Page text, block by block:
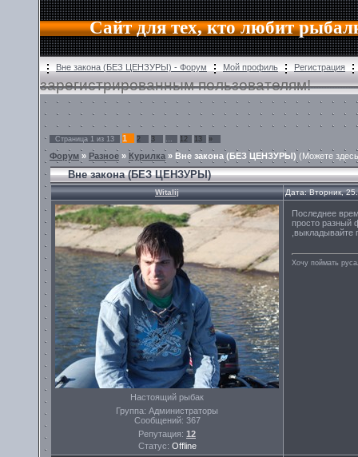
Сайт для тех, кто любит
Вне закона (БЕЗ ЦЕНЗУРЫ) - Форум Мой профиль Регистрация
зарегистрированным пользователям!
Страница 1 из 13 1 2 3 … 12 13 »
Форум » Разное » Курилка » Вне закона (БЕЗ ЦЕНЗУРЫ) (Можете
Вне закона (БЕЗ ЦЕНЗУРЫ)
Witalij Дата: Вторник,
Настоящий рыбак
Группа: Администраторы
Сообщений: 367
Репутация: 12
Статус: Offline
Последнее
просто разный
,выкладывайте
Хочу поймать